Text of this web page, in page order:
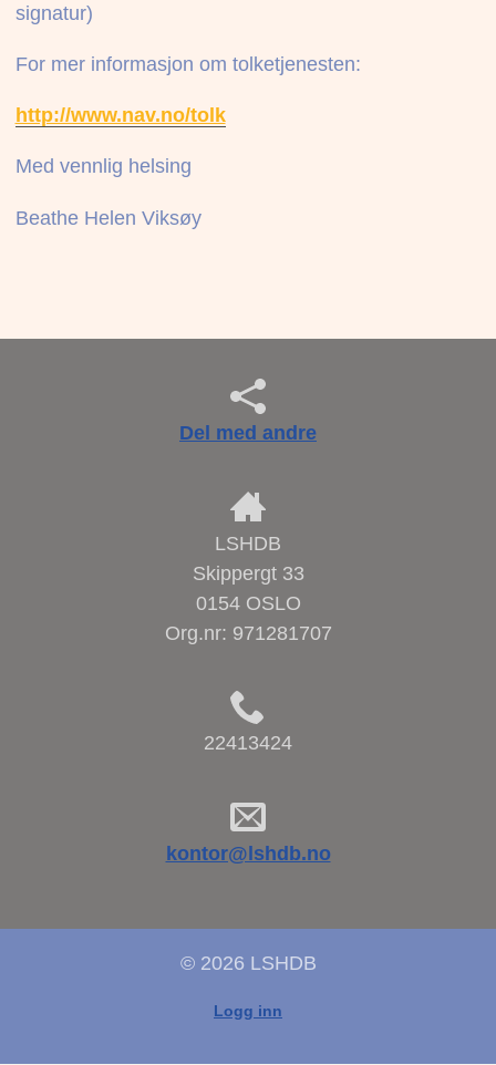
signatur)
For mer informasjon om tolketjenesten:
http://www.nav.no/tolk
Med vennlig helsing
Beathe Helen Viksøy
Del med andre
LSHDB
Skippergt 33
0154 OSLO
Org.nr: 971281707
22413424
kontor@lshdb.no
© 2026 LSHDB
Logg inn